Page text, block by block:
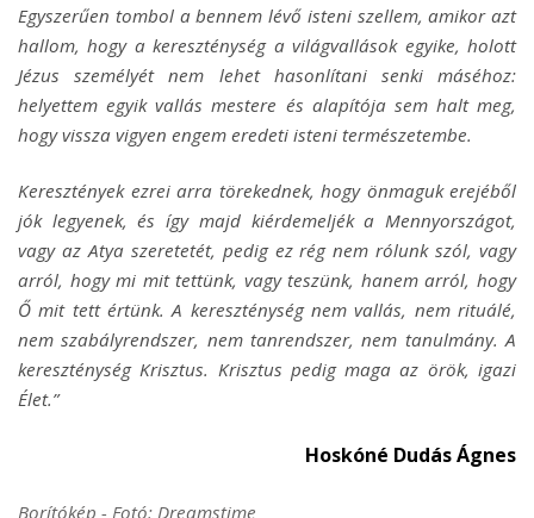
Egyszerűen tombol a bennem lévő isteni szellem, amikor azt
hallom, hogy a kereszténység a világvallások egyike, holott
Jézus személyét nem lehet hasonlítani senki máséhoz:
helyettem egyik vallás mestere és alapítója sem halt meg,
hogy vissza vigyen engem eredeti isteni természetembe.
Keresztények ezrei arra törekednek, hogy önmaguk erejéből
jók legyenek, és így majd kiérdemeljék a Mennyországot,
vagy az Atya szeretetét, pedig ez rég nem rólunk szól, vagy
arról, hogy mi mit tettünk, vagy teszünk, hanem arról, hogy
Ő mit tett értünk. A kereszténység nem vallás, nem rituálé,
nem szabályrendszer, nem tanrendszer, nem tanulmány. A
kereszténység Krisztus. Krisztus pedig maga az örök, igazi
Élet.”
Hoskóné Dudás Ágnes
Borítókép - Fotó: Dreamstime